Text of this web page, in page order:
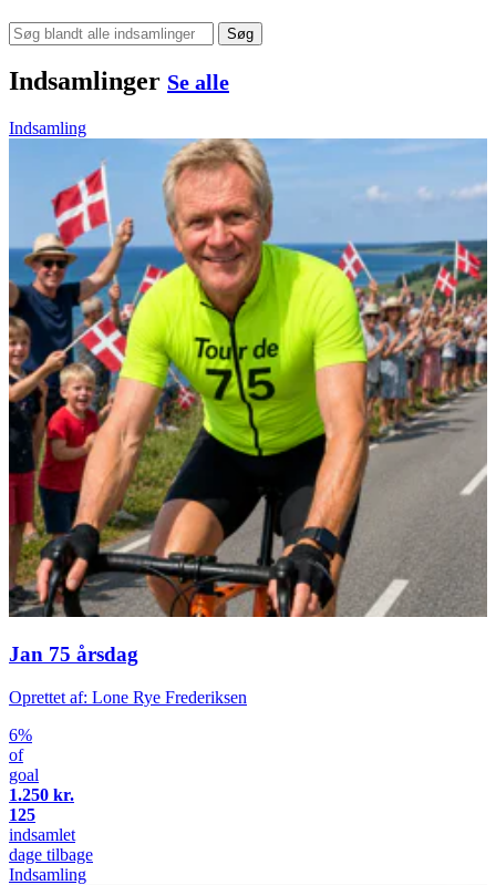
Søg
Indsamlinger Se alle
Indsamling
Jan 75 årsdag
Oprettet af: Lone Rye Frederiksen
6%
of
goal
1.250 kr.
125
indsamlet
dage tilbage
Indsamling